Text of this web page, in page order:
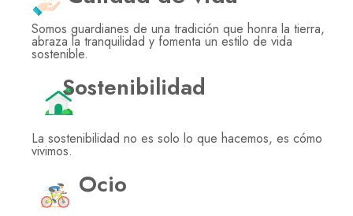
Somos guardianes de una tradición que honra la tierra,
abraza la tranquilidad y fomenta un estilo de vida
sostenible.
Sostenibilidad
La sostenibilidad no es solo lo que hacemos, es cómo
vivimos.
Ocio